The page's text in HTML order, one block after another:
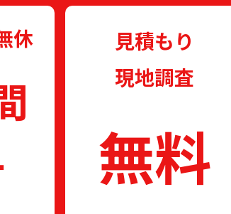
休
見積もり
現地調査
無料